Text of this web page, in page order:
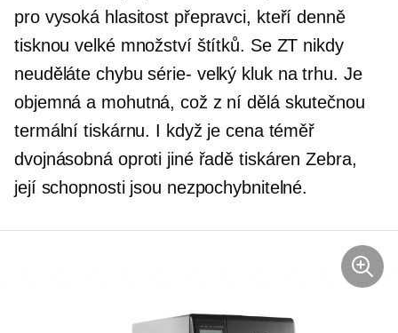
pro vysoká hlasitost přepravci, kteří denně
tisknou velké množství štítků. Se ZT nikdy
neuděláte chybusérie- velký kluk na trhu. Je
objemná a mohutná, což z ní dělá skutečnou
termální tiskárnu. I když je cena téměř
dvojnásobná oproti jiné řadě tiskáren Zebra,
její schopnosti jsou nezpochybnitelné.